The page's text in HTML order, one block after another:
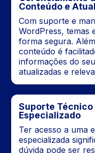
Conteúdo e
Com suporte e
WordPress, temas
forma segura.
conteúdo é
informações do
atualizadas e
Suporte Técnico
Especializado
Ter acesso a uma
especializada
dúvida pode ser